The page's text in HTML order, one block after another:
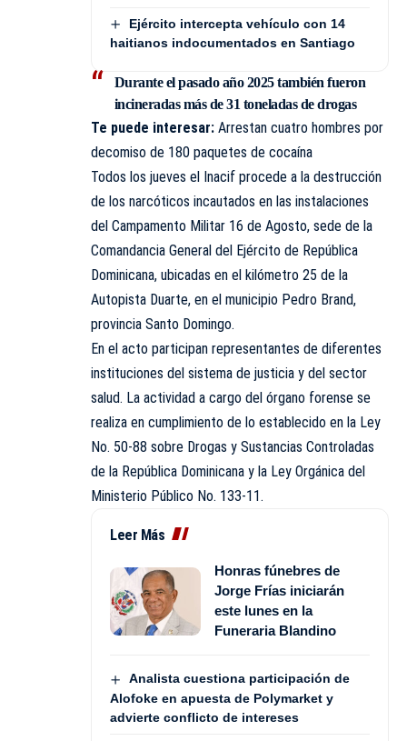
Ejército intercepta vehículo con 14
haitianos indocumentados en Santiago
Durante el pasado año 2025 también fueron
incineradas más de 31 toneladas de drogas
Te puede interesar: Arrestan cuatro hombres por
decomiso de 180 paquetes de cocaína
Todos los jueves el Inacif procede a la destrucción
de los narcóticos incautados en las instalaciones
del Campamento Militar 16 de Agosto, sede de la
Comandancia General del Ejército de República
Dominicana, ubicadas en el kilómetro 25 de la
Autopista Duarte, en el municipio Pedro Brand,
provincia Santo Domingo.
En el acto participan representantes de diferentes
instituciones del sistema de justicia y del sector
salud. La actividad a cargo del órgano forense se
realiza en cumplimiento de lo establecido en la Ley
No. 50-88 sobre Drogas y Sustancias Controladas
de la República Dominicana y la Ley Orgánica del
Ministerio Público No. 133-11.
Leer Más
Honras fúnebres de
Jorge Frías iniciarán
este lunes en la
Funeraria Blandino
Analista cuestiona participación de
Alofoke en apuesta de Polymarket y
advierte conflicto de intereses